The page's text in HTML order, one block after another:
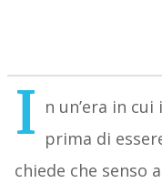
I n un’era in
prima di
chiede che senso